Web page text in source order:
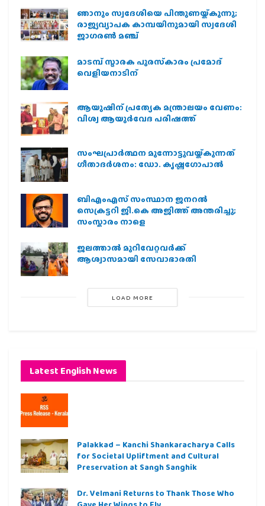
ഞാനും സ്വദേശിയെ പിന്തുണയ്ക്കുന്നു;
രാജ്യവ്യാപക കാമ്പയിനുമായി സ്വദേശി
ജാഗരണ്‍ മഞ്ച്
മാടമ്പ് സ്മാരക പുരസ്‌കാരം പ്രമോദ്
വെളിയനാടിന്
ആയുഷിന് പ്രത്യേക മന്ത്രാലയം വേണം:
വിശ്വ ആയുര്‍വേദ പരിഷത്ത്
സംഘപ്രാര്‍ത്ഥന മുന്നോട്ടുവയ്ക്കുന്നത്
ഗീതാദര്‍ശനം: ഡോ. കൃഷ്ണഗോപാല്‍
ബിഎംഎസ് സംസ്ഥാന ജനറൽ
സെക്രട്ടറി ജി.കെ അജിത്ത് അന്തരിച്ചു;
സംസ്കാരം നാളെ
ജലത്താല്‍ മുറിവേറ്റവര്‍ക്ക്
ആശ്വാസമായി സേവാഭാരതി
LOAD MORE
Latest English News
Palakkad – Kanchi Shankaracharya Calls
for Societal Upliftment and Cultural
Preservation at Sangh Sanghik
Dr. Velmani Returns to Thank Those Who